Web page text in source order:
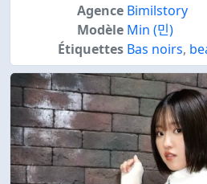
Agence Bimilstory
Modèle Min (민)
Étiquettes Bas noirs,